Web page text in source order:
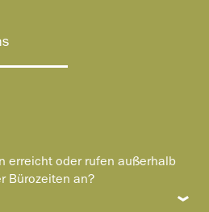
erreicht oder rufen außerhalb
Bürozeiten an?